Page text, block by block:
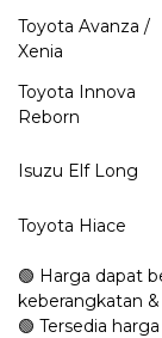
Toyota Avanza /
Xenia
Toyota Innova
Reborn
Isuzu Elf Long
Toyota Hiace
🟢 Harga dapat
keberangkatan
🟢 Tersedia